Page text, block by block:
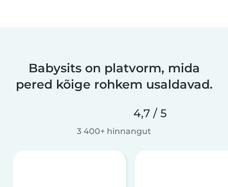
Babysits on platvorm, mida
pered kõige rohkem usaldavad.
4,7 / 5
3 400+ hinnangut